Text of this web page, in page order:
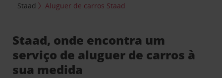
Staad
Aluguer de carros Staad
Staad, onde encontra um
serviço de aluguer de carros à
sua medida